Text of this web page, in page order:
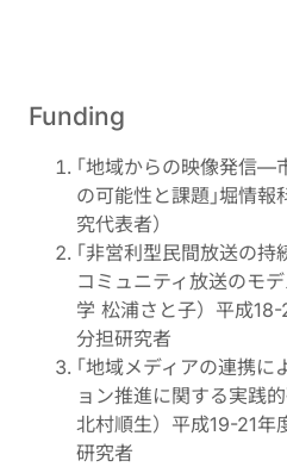
Funding
｢地域からの映像発信—
の可能性と課題｣堀情報
究代表者）
｢非営利型民間放送の持
コミュニティ放送のモ
学 松浦さと子）平成
分担研究者
｢地域メディアの連携に
ョン推進に関する実践
北村順生）平成19-21年
研究者